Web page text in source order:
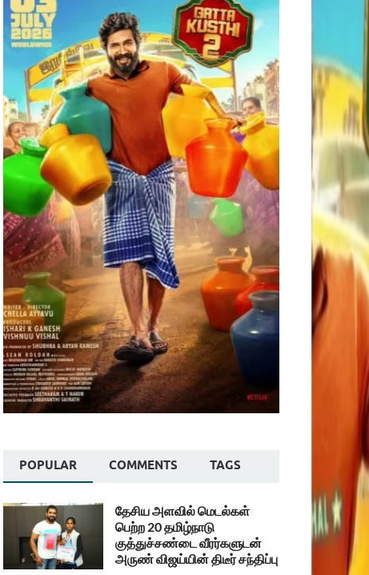
POPULAR COMMENTS TAGS
தேசிய அளவில் மெடல்கள்
பெற்ற 20 தமிழ்நாடு
குத்துச்சண்டை வீரர்களுடன்
அருண் விஜய்யின் திடீர் சந்திப்பு